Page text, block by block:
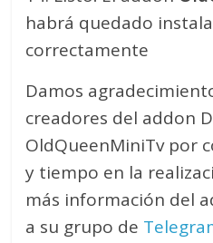
habrá quedado
correctamente
Damos
creadores del addon
OldQueenMiniTv por
y tiempo en la
más información del
a su grupo de